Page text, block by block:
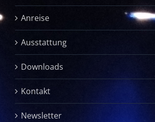
Anreise
Ausstattung
Downloads
Kontakt
Newsletter